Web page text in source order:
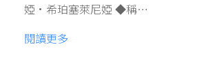
婭·希珀塞萊尼婭 ◆稱…
閱讀更多